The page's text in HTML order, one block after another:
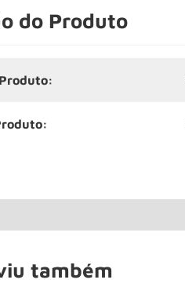
do Produto
também